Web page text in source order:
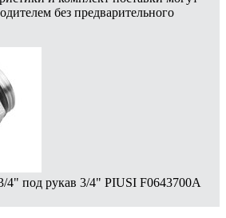
без предварительного
4" под рукав 3/4" PIUSI F0643700A